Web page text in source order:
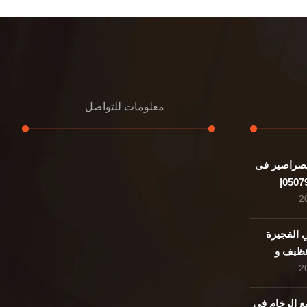
فى
تنظيف و
الرخام فى
معلومات للتواصل